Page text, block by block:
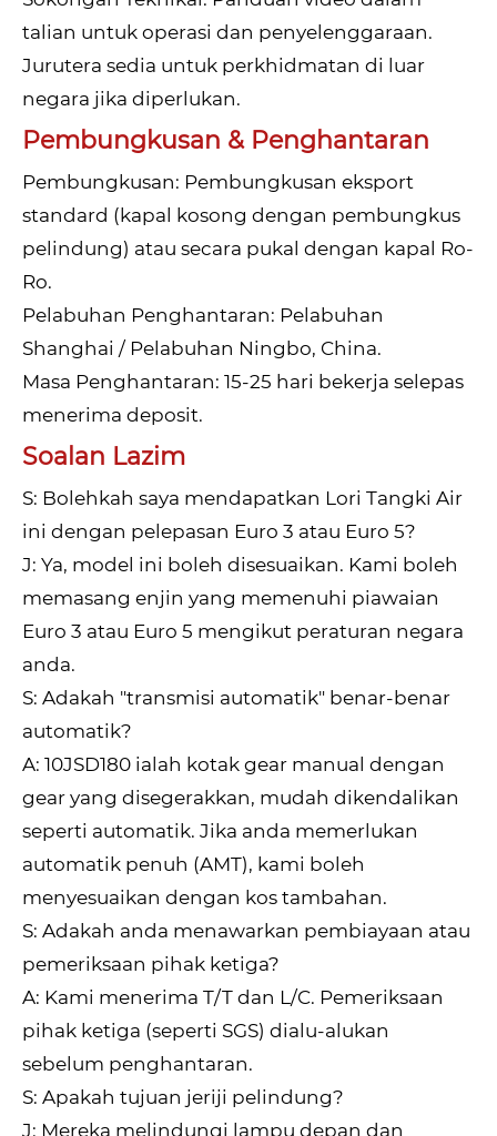
talian untuk operasi dan penyelenggaraan.
Jurutera sedia untuk perkhidmatan di luar
negara jika diperlukan.
Pembungkusan & Penghantaran
Pembungkusan: Pembungkusan eksport
standard (kapal kosong dengan pembungkus
pelindung) atau secara pukal dengan kapal Ro-
Ro.
Pelabuhan Penghantaran: Pelabuhan
Shanghai / Pelabuhan Ningbo, China.
Masa Penghantaran: 15-25 hari bekerja selepas
menerima deposit.
Soalan Lazim
S: Bolehkah saya mendapatkan Lori Tangki Air
ini dengan pelepasan Euro 3 atau Euro 5?
J: Ya, model ini boleh disesuaikan. Kami boleh
memasang enjin yang memenuhi piawaian
Euro 3 atau Euro 5 mengikut peraturan negara
anda.
S: Adakah "transmisi automatik" benar-benar
automatik?
A: 10JSD180 ialah kotak gear manual dengan
gear yang disegerakkan, mudah dikendalikan
seperti automatik. Jika anda memerlukan
automatik penuh (AMT), kami boleh
menyesuaikan dengan kos tambahan.
S: Adakah anda menawarkan pembiayaan atau
pemeriksaan pihak ketiga?
A: Kami menerima T/T dan L/C. Pemeriksaan
pihak ketiga (seperti SGS) dialu-alukan
sebelum penghantaran.
S: Apakah tujuan jeriji pelindung?
J: Mereka melindungi lampu depan dan